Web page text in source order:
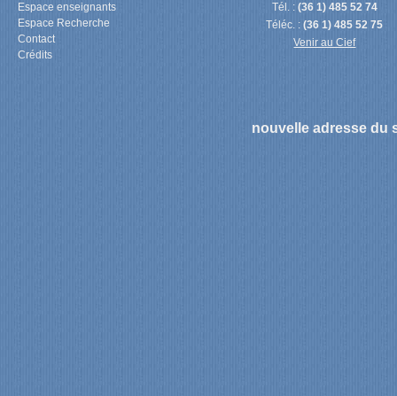
Espace enseignants
Espace Recherche
Contact
Crédits
Tél. : (36 1) 485 52 74
Téléc. :(36 1) 485 52 75
Venir au Cief
nouvelle adresse du